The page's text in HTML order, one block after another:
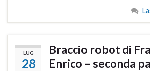
LUG
28
Braccio robot di
Enrico – seconda